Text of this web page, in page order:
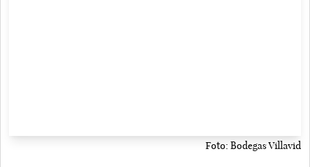
Foto: Bodegas Villavid